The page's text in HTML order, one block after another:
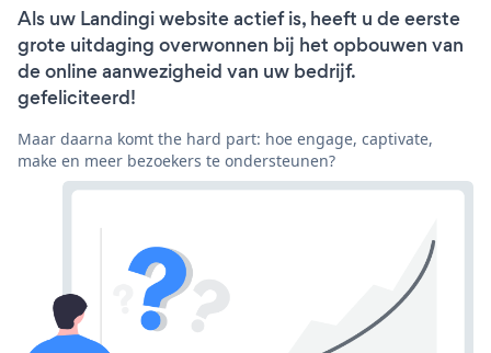
Als uw Landingi website actief is, heeft u de eerste
grote uitdaging overwonnen bij het opbouwen van
de online aanwezigheid van uw bedrijf.
gefeliciteerd!
Maar daarna komt the hard part: hoe engage, captivate,
make en meer bezoekers te ondersteunen?